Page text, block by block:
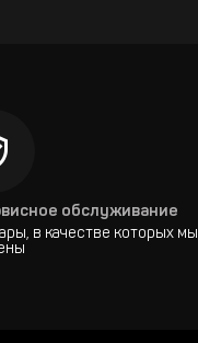
обслуживание
в качестве которых мы